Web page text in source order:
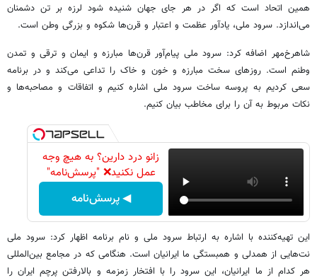
همین اتحاد است که اگر در هر جای جهان شنیده شود لرزه بر تن دشمنان
می‌اندازد. سرود ملی، یادآور عظمت و اعتبار و قرن‌ها شکوه و بزرگی وطن است.
شاهرخ‌مهر اضافه کرد: سرود ملی پیام‌آور قرن‌ها مبارزه و ایمان و ترقی و تمدن
وطنم است. روزهای سخت مبارزه و خون و خاک را تداعی می‌کند و در برنامه
سعی کردیم به پروسه ساخت سرود ملی اشاره کنیم و اتفاقات و مصاحبه‌ها و
نکات مربوط به آن را برای مخاطب بیان کنیم.
زانو درد دارین؟ به هیچ وجه
عمل نکنید❌ "پرسش‌نامه"
◀ پرسش‌نامه
این تهیه‌کننده با اشاره به ارتباط سرود ملی و نام برنامه اظهار کرد: سرود ملی
نت‌هایی از همدلی و همبستگی ما ایرانیان است. هنگامی که در مجامع بین‌المللی
هر کدام از ما ایرانیان، این سرود را با افتخار زمزمه و بالارفتن پرچم ایران را